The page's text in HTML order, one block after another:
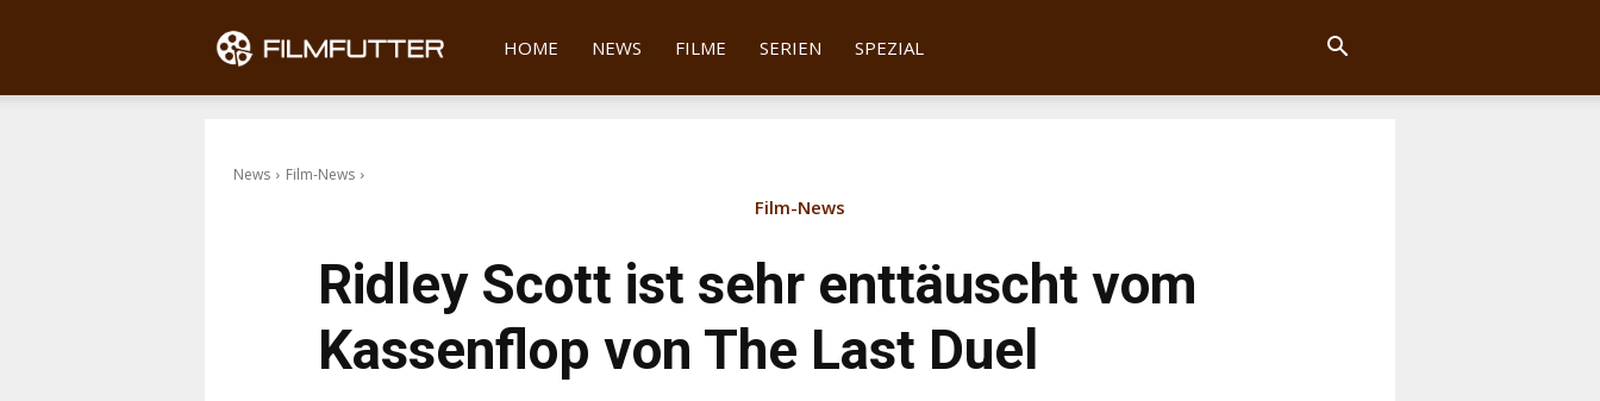
Filmfutter
HOME NEWS FILME SERIEN SPEZIAL
News Film-News
Film-News
Ridley Scott ist sehr enttäuscht vom
Kassenflop von The Last Duel